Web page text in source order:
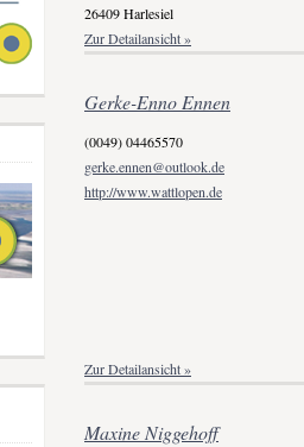
26409 Harlesiel
Zur Detailansicht »
Gerke-Enno Ennen
(0049) 04465570
gerke.ennen@outlook.de
http://www.wattlopen.de
Zur Detailansicht »
Maxine Niggehoff